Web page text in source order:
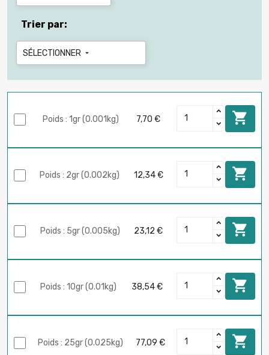
Trier par:
SÉLECTIONNER 
Poids : 1gr (0.001kg) 7,70 € 
Poids : 2gr (0.002kg) 12,34 € 
Poids : 5gr (0.005kg) 23,12 € 
Poids : 10gr (0.01kg) 38,54 € 
Poids : 25gr (0.025kg) 77,09 € 